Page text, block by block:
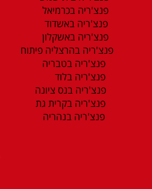
פנצ'ריה בכרמיאל
פנצ'ריה באשדוד
פנצ'ריה באשקלון
פנצ'ריה בהרצליה פיתוח
פנצ'ריה בטבריה
פנצ'ריה בלוד
פנצ'ריה בנס ציונה
פנצ'ריה בקרית גת
פנצ'ריה בנהריה